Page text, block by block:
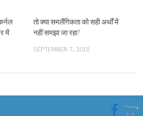
में
तो क्या समलैंगिकता को सही अर्थों में
नहीं समझा जा रहा?
SEPTEMBER 7, 2018